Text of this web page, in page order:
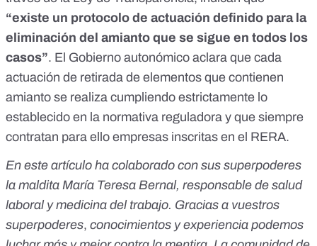
“existe un protocolo de actuación definido para la
eliminación del amianto que se sigue en todos los
casos”. El Gobierno autonómico aclara que cada
actuación de retirada de elementos que contienen
amianto se realiza cumpliendo estrictamente lo
establecido en la normativa reguladora y que siempre
contratan para ello empresas inscritas en el RERA.
En este artículo ha colaborado con sus superpoderes
la maldita María Teresa Bernal, responsable de salud
laboral y medicina del trabajo. Gracias a vuestros
superpoderes, conocimientos y experiencia podemos